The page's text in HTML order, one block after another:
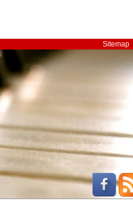
Sitemap